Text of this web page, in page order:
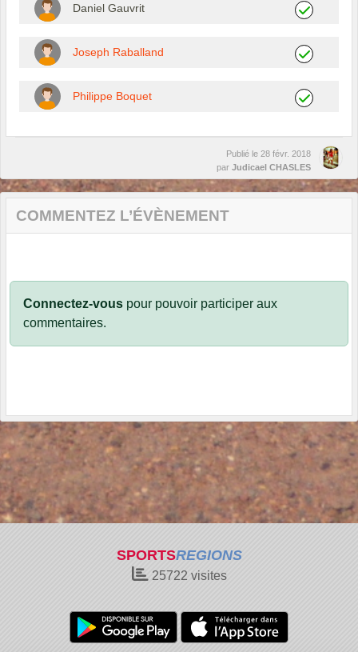
Daniel Gauvrit
Joseph Raballand
Philippe Boquet
Publié le 28 févr. 2018
par Judicael CHASLES
COMMENTEZ L’ÉVÈNEMENT
Connectez-vous pour pouvoir participer aux
commentaires.
SPORTSREGIONS
25722 visites